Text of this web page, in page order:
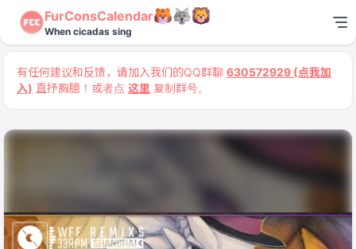
FurConsCalendar
When cicadas sing
有任何建议和反馈，请加入我们的QQ群聊 630572929 (点我加
入) 直抒胸臆！或者点 这里 复制群号。